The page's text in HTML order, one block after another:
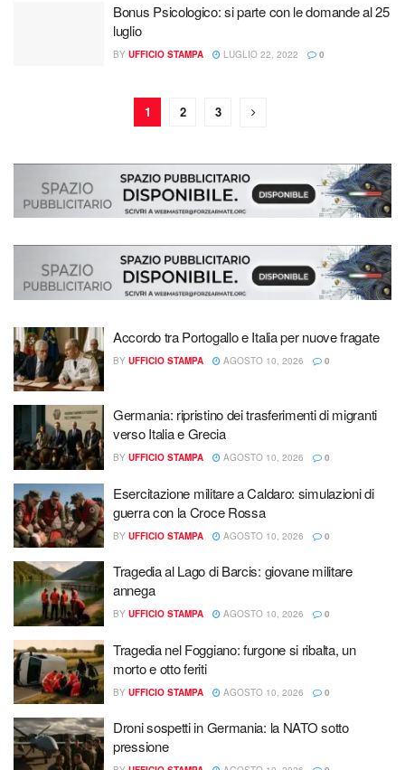
Bonus Psicologico: si parte con le domande al 25
luglio
BY UFFICIO STAMPA LUGLIO 22, 2022 0
1 2 3
Accordo tra Portogallo e Italia per nuove fragate
BY UFFICIO STAMPA AGOSTO 10, 2026 0
Germania: ripristino dei trasferimenti di migranti
verso Italia e Grecia
BY UFFICIO STAMPA AGOSTO 10, 2026 0
Esercitazione militare a Caldaro: simulazioni di
guerra con la Croce Rossa
BY UFFICIO STAMPA AGOSTO 10, 2026 0
Tragedia al Lago di Barcis: giovane militare
annega
BY UFFICIO STAMPA AGOSTO 10, 2026 0
Tragedia nel Foggiano: furgone si ribalta, un
morto e otto feriti
BY UFFICIO STAMPA AGOSTO 10, 2026 0
Droni sospetti in Germania: la NATO sotto
pressione